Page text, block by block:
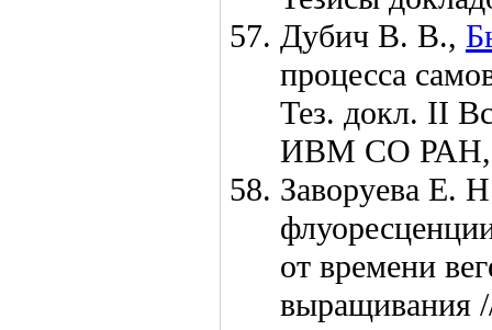
Дубич В. В.,
процесса
Тез. докл. II
ИВМ СО
Заворуева Е.
от времени
выращивания